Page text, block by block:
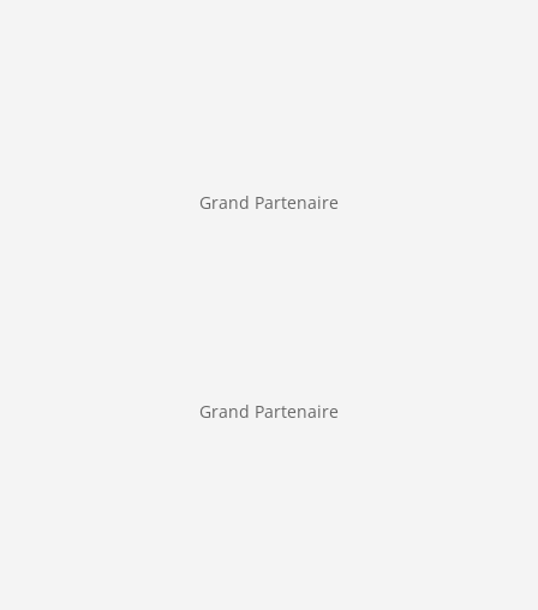
Grand Partenaire
Grand Partenaire